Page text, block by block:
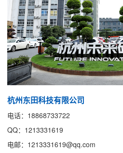
杭州东田科技有限公司
电话：18868733722
QQ：1213331619
电邮：1213331619@qq.com